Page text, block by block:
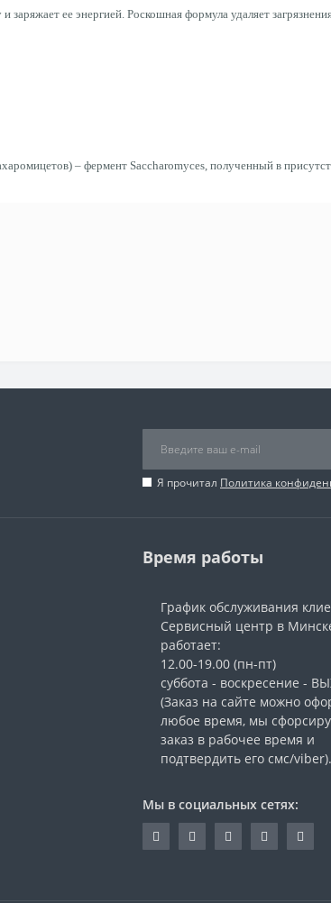
ее энергией. Роскошная формула удаляет
– фермент Saccharomyces, полученный в
Я прочитал Политика
Время работы
График обслуживания
Сервисный центр в
работает:
12.00-19.00 (пн-пт)
суббота - воскресение -
(Заказ на сайте можно
любое время, мы
заказ в рабочее время и
подтвердить его смс/viber).
Мы в социальных сетях: